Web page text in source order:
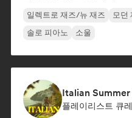
일렉트로 재즈/뉴 재즈 모던
솔로 피아노
소울
Italian
플레이리스트 큐